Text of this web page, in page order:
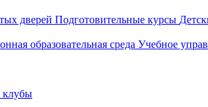
дверей Подготовительные курсы
образовательная среда Учебное
клубы